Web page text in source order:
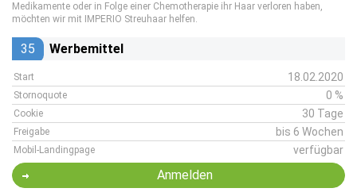
Medikamente oder in Folge einer Chemotherapie ihr Haar verloren haben,
möchten wir mit IMPERIO Streuhaar helfen.
35 Werbemittel
Start 18.02.2020
Stornoquote 0 %
Cookie 30 Tage
Freigabe bis 6 Wochen
Mobil-Landingpage verfügbar
Anmelden